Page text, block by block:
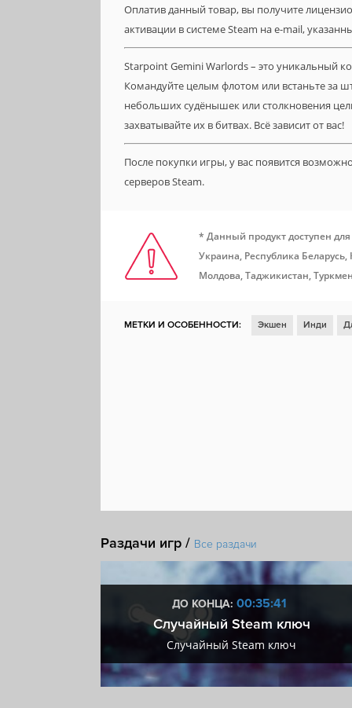
Оплатив данный товар, вы получите
активации в системе Steam на e-mail,
Starpoint Gemini Warlords – это уникальный
Командуйте целым флотом или встаньте за
небольших судёнышек или столкновения
захватывайте их в битвах. Всё зависит от вас!
После покупки игры, у вас появится
серверов Steam.
* Данный продукт доступен
Украина, Республика
Молдова, Таджикистан,
МЕТКИ И ОСОБЕННОСТИ: Экшен Инди
Раздачи игр / Все раздачи
ДО КОНЦА: 00:35:40
Случайный Steam ключ
Случайный Steam ключ